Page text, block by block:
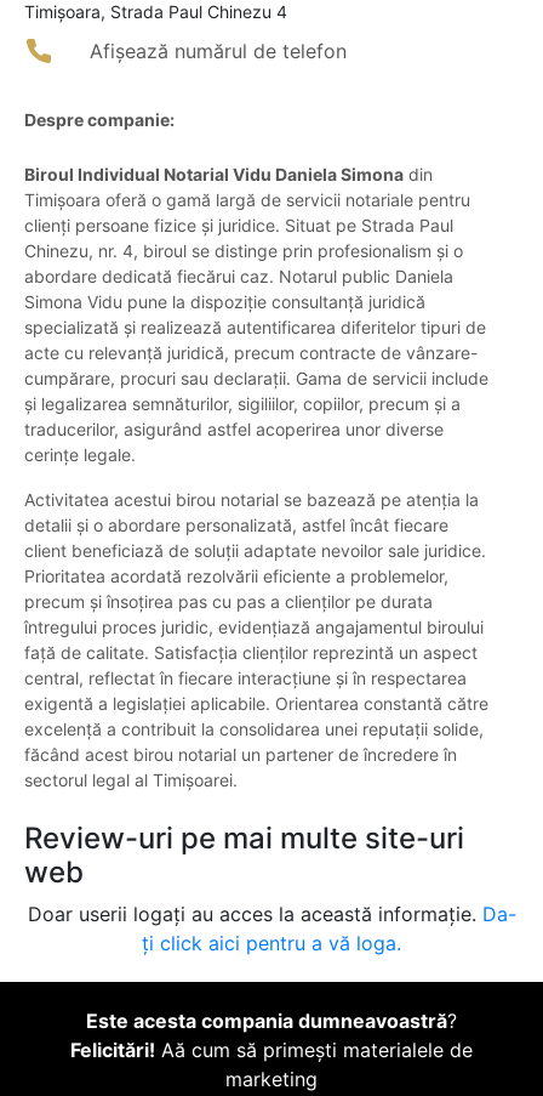
Timişoara, Strada Paul Chinezu 4
Afișează numărul de telefon
Despre companie:
Biroul Individual Notarial Vidu Daniela Simona din
Timișoara oferă o gamă largă de servicii notariale pentru
clienți persoane fizice și juridice. Situat pe Strada Paul
Chinezu, nr. 4, biroul se distinge prin profesionalism și o
abordare dedicată fiecărui caz. Notarul public Daniela
Simona Vidu pune la dispoziție consultanță juridică
specializată și realizează autentificarea diferitelor tipuri de
acte cu relevanță juridică, precum contracte de vânzare-
cumpărare, procuri sau declarații. Gama de servicii include
și legalizarea semnăturilor, sigiliilor, copiilor, precum și a
traducerilor, asigurând astfel acoperirea unor diverse
cerințe legale.
Activitatea acestui birou notarial se bazează pe atenția la
detalii și o abordare personalizată, astfel încât fiecare
client beneficiază de soluții adaptate nevoilor sale juridice.
Prioritatea acordată rezolvării eficiente a problemelor,
precum și însoțirea pas cu pas a clienților pe durata
întregului proces juridic, evidențiază angajamentul biroului
față de calitate. Satisfacția clienților reprezintă un aspect
central, reflectat în fiecare interacțiune și în respectarea
exigentă a legislației aplicabile. Orientarea constantă către
excelență a contribuit la consolidarea unei reputații solide,
făcând acest birou notarial un partener de încredere în
sectorul legal al Timișoarei.
Review-uri pe mai multe site-uri
web
Doar userii logați au acces la această informație. Da-
ți click aici pentru a vă loga.
Este acesta compania dumneavoastră?
Felicitări! Aă cum să primești materialele de
marketing